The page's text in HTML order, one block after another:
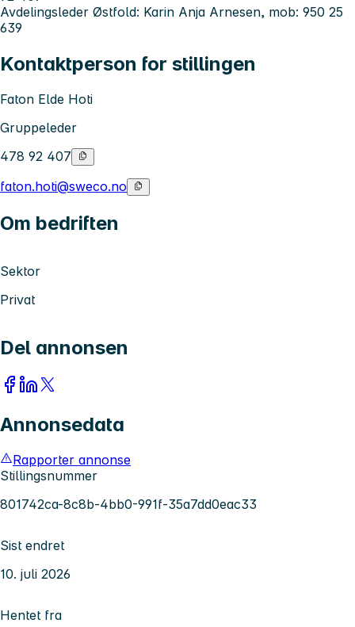
Avdelingsleder Østfold: Karin Anja Arnesen, mob: 950 25
639
Kontaktperson for stillingen
Faton Elde Hoti
Gruppeleder
478 92 407
faton.hoti@sweco.no
Om bedriften
Sektor
Privat
Del annonsen
Annonsedata
Rapporter annonse
Stillingsnummer
801742ca-8c8b-4bb0-991f-35a7dd0eac33
Sist endret
10. juli 2026
Hentet fra